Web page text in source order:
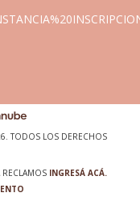
TODOS LOS DERECHOS
INGRESÁ ACÁ.